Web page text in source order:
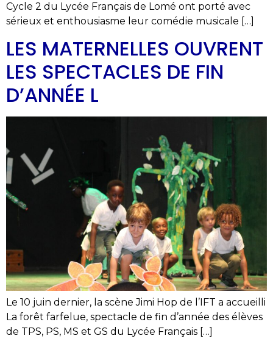
Cycle 2 du Lycée Français de Lomé ont porté avec
sérieux et enthousiasme leur comédie musicale […]
LES MATERNELLES OUVRENT
LES SPECTACLES DE FIN
D’ANNÉE L
Le 10 juin dernier, la scène Jimi Hop de l’IFT a accueilli
La forêt farfelue, spectacle de fin d’année des élèves
de TPS, PS, MS et GS du Lycée Français […]